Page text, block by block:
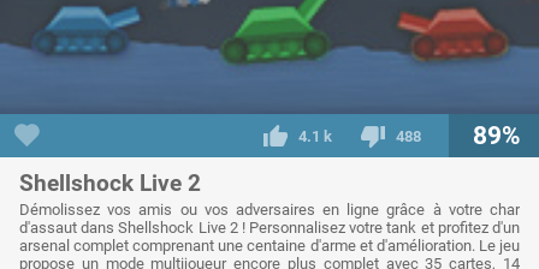
4.1 k 488 89%
Shellshock Live 2
Démolissez vos amis ou vos adversaires en ligne grâce à votre char
d'assaut dans Shellshock Live 2 ! Personnalisez votre tank et profitez d'un
arsenal complet comprenant une centaine d'arme et d'amélioration. Le jeu
propose un mode multijoueur encore plus complet avec 35 cartes, 14